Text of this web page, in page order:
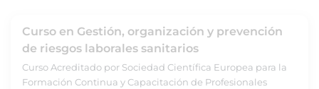
Curso en Gestión, organización y prevención
de riesgos laborales sanitarios
Curso Acreditado por Sociedad Científica Europea para la
Formación Continua y Capacitación de Profesionales